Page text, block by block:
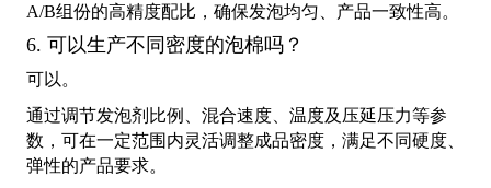
A/B组份的高精度配比，确保发泡均匀、产品一致性高。
6. 可以生产不同密度的泡棉吗？
可以。
通过调节发泡剂比例、混合速度、温度及压延压力等参
数，可在一定范围内灵活调整成品密度，满足不同硬度、
弹性的产品要求。